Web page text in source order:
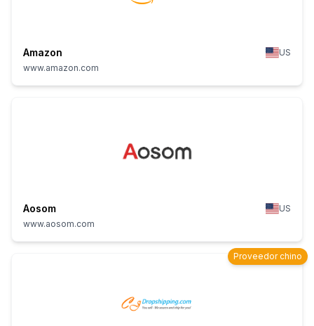
Amazon
US
www.amazon.com
Aosom
US
www.aosom.com
Proveedor chino